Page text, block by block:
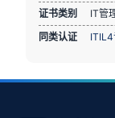
证书类别
IT管
同类认证
ITIL4